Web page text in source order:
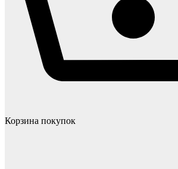
Корзина покупок